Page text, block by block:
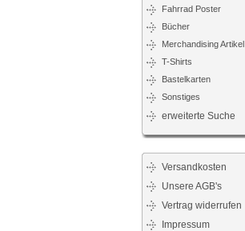
Fahrrad Poster
Bücher
Merchandising Artikel
T-Shirts
Bastelkarten
Sonstiges
erweiterte Suche
Versandkosten
Unsere AGB's
Vertrag widerrufen
Impressum